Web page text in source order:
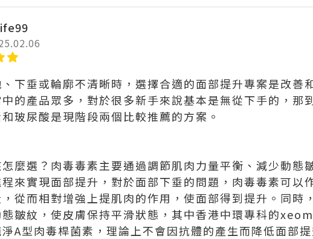
下垂或輪廓不清晰時，選擇合適的面部提升專案是改善
的產品眾多，對於很多新手來說基本是無從下手的，那
玻尿酸是現階段兩個比較推薦的方案。
麼選？肉毒毒素主要通過調節肌肉力量平衡、減少動態
來實現面部提升，對於面部下垂的問題，肉毒毒素可以
從而相對增強上提肌肉的作用，使面部得到提升。同時
皺紋，使皮膚保持平滑狀態，其中香港中環專科的
A型肉毒桿菌素，理論上不會因抗體的產生而降低面部